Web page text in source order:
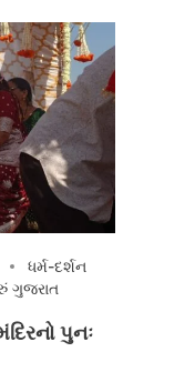
ધર્મ-દર્શન
ગુજરાત
પુનઃ